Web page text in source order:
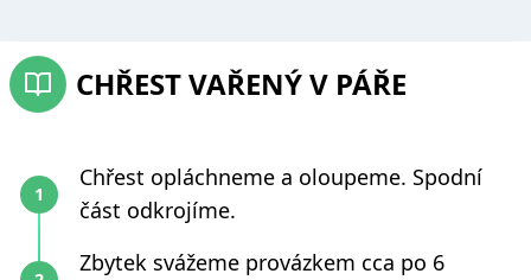
CHŘEST VAŘENÝ V PÁŘE
Chřest opláchneme a oloupeme. Spodní
část odkrojíme.
Zbytek svážeme provázkem cca po 6